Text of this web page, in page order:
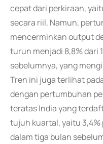
cepat dari perkiraan,
secara riil. Namun,
mencerminkan output
turun menjadi 8,8% dari
sebelumnya, yang
Tren ini juga terlihat
dengan pertumbuhan
teratas India yang
tujuh kuartal, yaitu 3,4%
dalam tiga bulan